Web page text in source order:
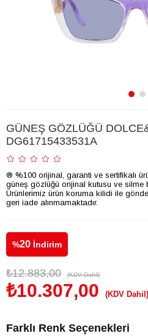
GÜNEŞ GÖZLÜĞÜ
DG61715433531A
® %100 orijinal, garanti ve sertifikalı
güneş gözlüğü orijinal kutusu ve silme
Ürünlerimiz ürün koruma kilidi ile
geri iade alınmamaktadır.
%20 İndirim
₺12.883,00 (KDV Dahil)
₺10.307,00 (KDV Dahil)
Farklı Renk Seçenekleri